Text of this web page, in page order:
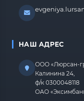
НАШ АДРЕС
ООО «Люрсан-
Калинина 24,
ф/к 0300048118
ОАО